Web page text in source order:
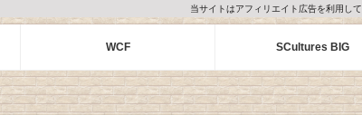
当サイトはアフィリエイト広告を利用し
WCF SCultures BIG